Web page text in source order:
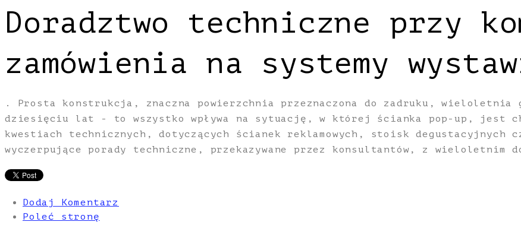
Doradztwo techniczne przy
zamówienia na systemy
. Prosta konstrukcja, znaczna powierzchnia przeznaczona do zadruku, wieloletnia
dziesięciu lat - to wszystko wpływa na sytuację, w której ścianka pop-up, jest
kwestiach technicznych, dotyczących ścianek reklamowych, stoisk degustacyjnych
wyczerpujące porady techniczne, przekazywane przez konsultantów, z wieloletnim
Dodaj Komentarz
Poleć stronę